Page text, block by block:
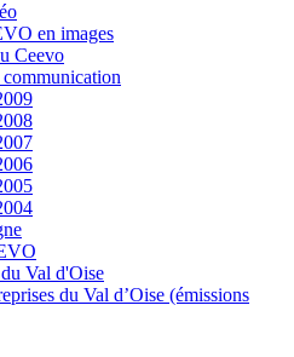
en images
Ceevo
communication
Val d'Oise
du Val d’Oise (émissions